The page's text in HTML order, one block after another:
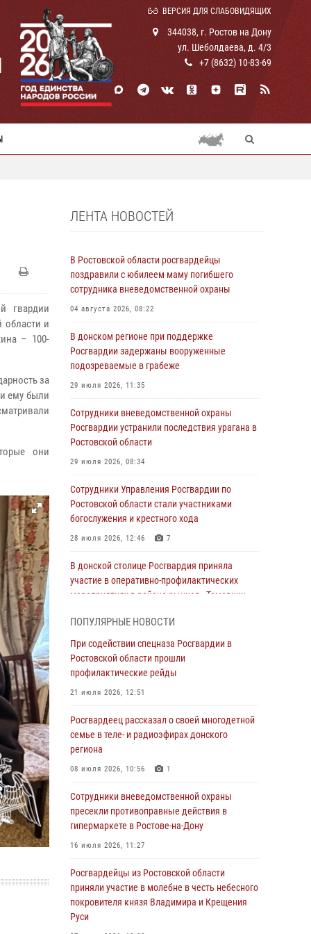
ВЕРСИЯ ДЛЯ СЛАБОВИДЯЩИХ
344038, г. Ростов на Дону
ул. Шеболдаева, д. 4/3
+7 (8632) 10-83-69
гвардии
области и
– 100-
за
ему были
они
ЛЕНТА НОВОСТЕЙ
В Ростовской области росгвардейцы
поздравили с юбилеем маму погибшего
сотрудника вневедомственной охраны
04 августа 2026, 08:22
В донском регионе при поддержке
Росгвардии задержаны вооруженные
подозреваемые в грабеже
29 июля 2026, 11:35
Сотрудники вневедомственной охраны
Росгвардии устранили последствия урагана в
Ростовской области
29 июля 2026, 08:34
Сотрудники Управления Росгвардии по
Ростовской области стали участниками
богослужения и крестного хода
28 июля 2026, 12:46 7
В донской столице Росгвардия приняла
участие в оперативно-профилактических
мероприятиях в районе рынков «Темерник»
Росгвардейцы из Ростовской области
приняли участие в молебне в честь небесного
покровителя князя Владимира и Крещения
При содействии спецназа Росгвардии в
Ростовской области прошли
профилактические рейды
В Ростовской области экипаж
вневедомственной охраны задержал
17 июля 2026, 07:24
Сотрудники вневедомственной охраны
пресекли противоправные действия в
ПОПУЛЯРНЫЕ НОВОСТИ
При содействии спецназа Росгвардии в
Ростовской области прошли
профилактические рейды
21 июля 2026, 12:51
Росгвардеец рассказал о своей многодетной
семье в теле- и радиоэфирах донского
региона
08 июля 2026, 10:56 1
Сотрудники вневедомственной охраны
пресекли противоправные действия в
гипермаркете в Ростове-на-Дону
16 июля 2026, 11:27
Росгвардейцы из Ростовской области
приняли участие в молебне в честь небесного
покровителя князя Владимира и Крещения
Руси